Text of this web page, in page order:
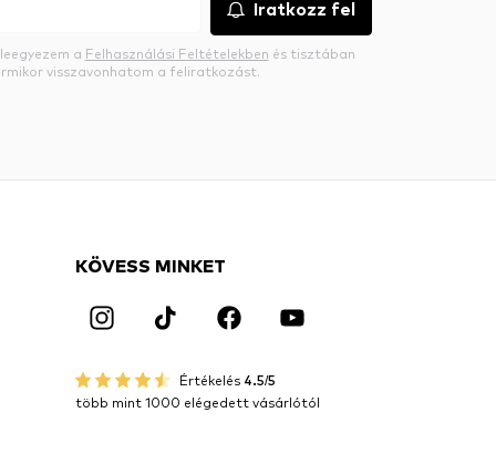
Iratkozz fel
a Felhasználási Feltételekben és tisztában
visszavonhatom a feliratkozást.
KÖVESS MINKET
Értékelés 4.5/5
több mint 1000 elégedett vásárlótól